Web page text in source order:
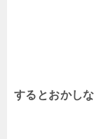
するとおかし